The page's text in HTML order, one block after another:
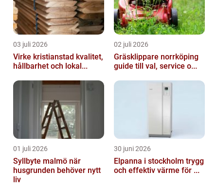
03 juli 2026
Virke kristianstad kvalitet,
hållbarhet och lokal...
02 juli 2026
Gräsklippare norrköping
guide till val, service o...
01 juli 2026
Syllbyte malmö när
husgrunden behöver nytt
liv
30 juni 2026
Elpanna i stockholm trygg
och effektiv värme för ...